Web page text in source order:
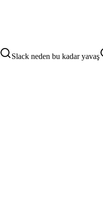
Slack neden bu kadar yavaş